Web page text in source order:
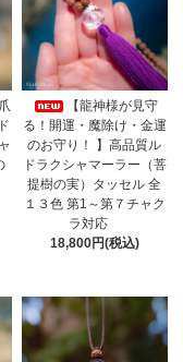
【龍神様が見守
る！開運・魔除け・金運
のお守り！ 】高品質ル
ドラクシャマーラー（菩
提樹の実）タッセル 全
１３色 第1～第７チャク
ラ対応
18,800円(税込)